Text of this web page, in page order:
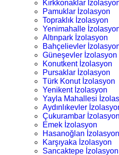
Kırkkonaklar
Pamuklar İzolasyon
Topraklık İzolasyon
Yenimahalle
Altınpark İzolasyon
Bahçelievler
Güneşevler İzolasyon
Konutkent İzolasyon
Pursaklar İzolasyon
Türk Konut İzolasyon
Yenikent İzolasyon
Yayla Mahallesi
Aydınlıkevler
Çukurambar İzolasyon
Emek İzolasyon
Hasanoğlan İzolasyon
Karşıyaka İzolasyon
Sancaktepe İzolasyon